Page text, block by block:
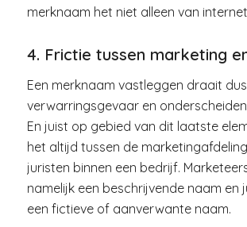
merknaam het niet alleen van
4. Frictie tussen marketing
Een merknaam vastleggen draait
verwarringsgevaar en
En juist op gebied van dit laatste
het altijd tussen de
juristen binnen een bedrijf.
namelijk een beschrijvende naam en
een fictieve of aanverwante naam.